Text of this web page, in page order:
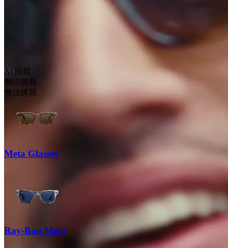
AI 眼鏡
無法購買
無法購買
Meta Glasses
Ray-Ban Meta